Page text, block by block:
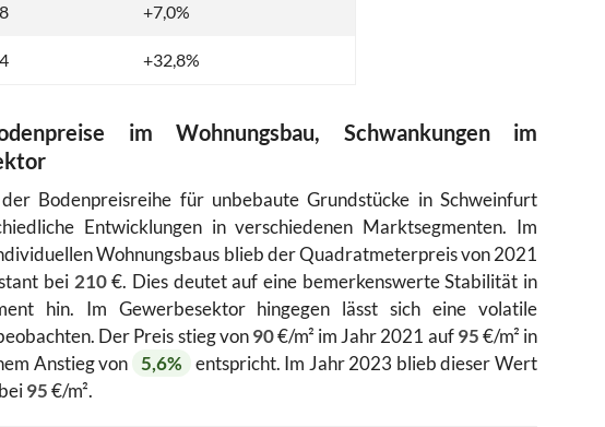
+7,0%
+32,8%
im Wohnungsbau, Schwankungen im
Bodenpreisreihe für unbebaute Grundstücke in Schweinfurt
Entwicklungen in verschiedenen Marktsegmenten. Im
Wohnungsbaus blieb der Quadratmeterpreis von 2021
bei 210€. Dies deutet auf eine bemerkenswerte Stabilität in
hin. Im Gewerbesektor hingegen lässt sich eine volatile
Der Preis stieg von90€/m² im Jahr 2021 auf95€/m² in
Anstieg von 5,6%
entspricht. Im Jahr 2023 blieb dieser Wert
95€/m².